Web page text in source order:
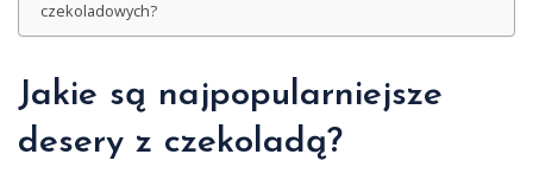
czekoladowych?
Jakie są najpopularniejsze
desery z czekoladą?